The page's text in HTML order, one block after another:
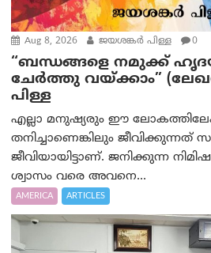
Aug 8, 2026 ജയശങ്കര്‍ പിള്ള 0
“ബന്ധങ്ങളെ നമുക്ക്
ചേർത്തു വയ്ക്കാം”
പിള്ള
എല്ലാ മനുഷ്യരും ഈ
തനിച്ചാണെങ്കിലും ജീവിക്കുന്നത്
ജീവിയായിട്ടാണ്. ജനിക്കുന്ന
ശ്വാസം വരെ അവനെ...
AMERICA ARTICLES